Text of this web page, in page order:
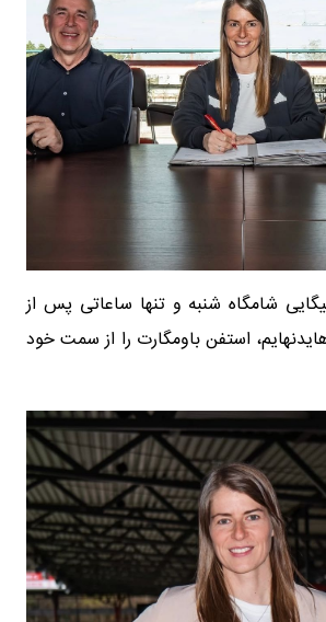
شامگاه شنبه و تنها ساعاتی پس از
مقابل هایدنهایم، استفن باومگارت را از سمت خود